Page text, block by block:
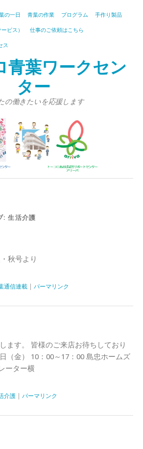
の一日 青葉の作業 プログラム 手作り製品
ビス） 仕事のご依頼はこちら
ス
青葉ワークセン
ター
の働きたいを応援します
:生活介護
秋号より
通信連載 パーマリンク
ます。 皆様のご来店お待ちしており
（金） 10：00～17：00 島忠ホームズ
ーター横
介護 パーマリンク